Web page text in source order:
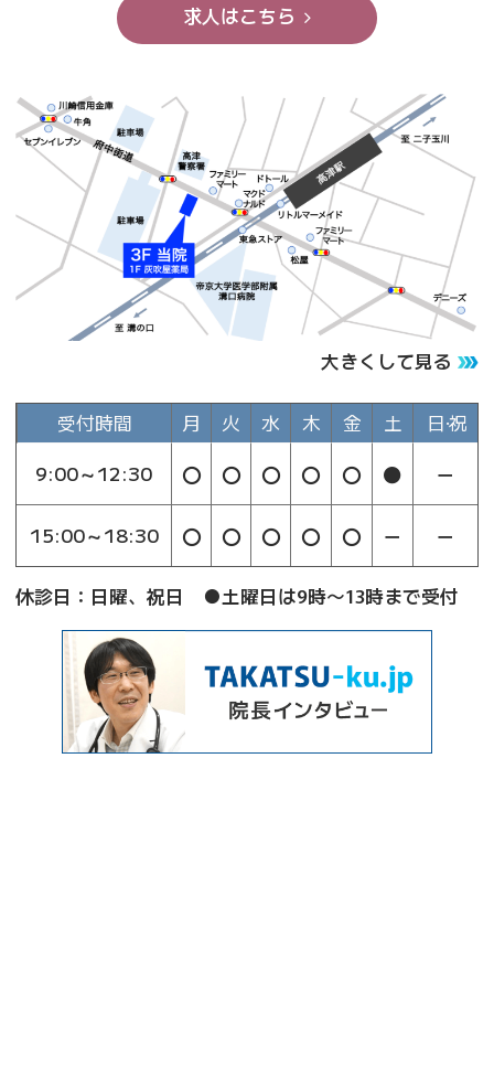
求人はこちら
大きくして見る
受付時間 月 火 水 木 金 土
日･祝
9:00～12:30
〇 〇 〇 〇 〇 ● －
15:00～18:30 〇 〇 〇 〇 〇 － －
休診日：日曜、祝日 ●土曜日は9時～13時まで受付